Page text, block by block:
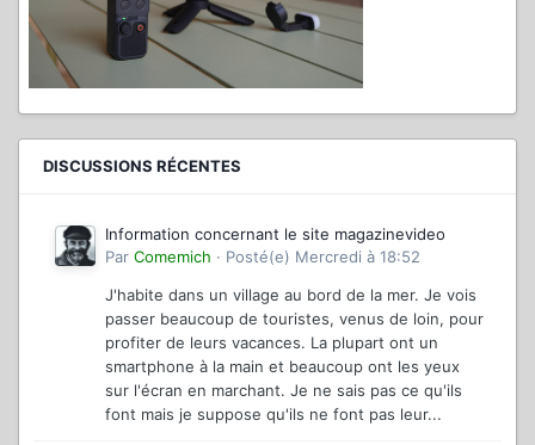
DISCUSSIONS RÉCENTES
Information concernant le site magazinevideo
Par Comemich · Posté(e) Mercredi à 18:52
J'habite dans un village au bord de la mer. Je vois
passer beaucoup de touristes, venus de loin, pour
profiter de leurs vacances. La plupart ont un
smartphone à la main et beaucoup ont les yeux
sur l'écran en marchant. Je ne sais pas ce qu'ils
font mais je suppose qu'ils ne font pas leur...